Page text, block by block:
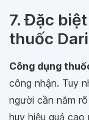
7. Đặc
thuốc
Công dụng
công nhận. Tuy
người cần nắm
huy hiệu quả cao